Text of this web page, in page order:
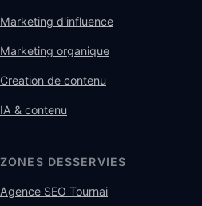
Marketing d'influence
Marketing organique
Creation de contenu
IA & contenu
ZONES DESSERVIES
Agence SEO Tournai